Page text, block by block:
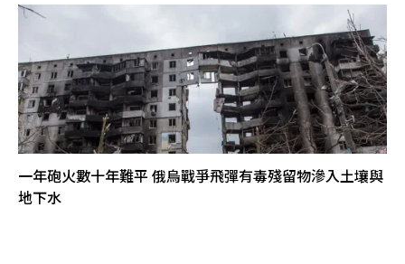
一年砲火數十年難平 俄烏戰爭飛彈有毒殘留物滲入土壤與
地下水